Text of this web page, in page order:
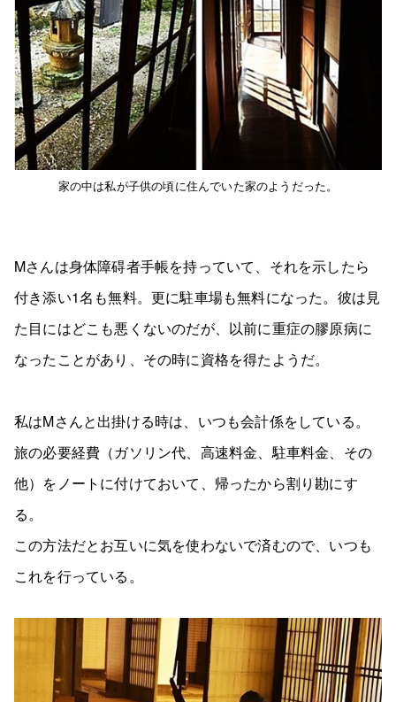
家の中は私が子供の頃に住んでいた家のようだった。
Mさんは身体障碍者手帳を持っていて、それを示したら
付き添い1名も無料。更に駐車場も無料になった。彼は見
た目にはどこも悪くないのだが、以前に重症の膠原病に
なったことがあり、その時に資格を得たようだ。
私はMさんと出掛ける時は、いつも会計係をしている。
旅の必要経費（ガソリン代、高速料金、駐車料金、その
他）をノートに付けておいて、帰ったから割り勘にす
る。
この方法だとお互いに気を使わないで済むので、いつも
これを行っている。